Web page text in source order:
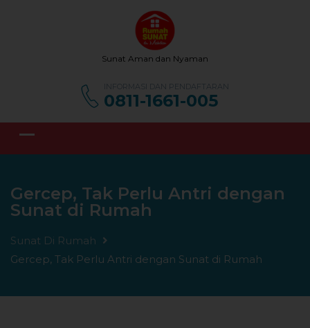
Sunat Aman dan Nyaman
INFORMASI DAN PENDAFTARAN
0811-1661-005
Gercep, Tak Perlu Antri dengan
Sunat di Rumah
Sunat Di Rumah
Gercep, Tak Perlu Antri dengan Sunat di Rumah